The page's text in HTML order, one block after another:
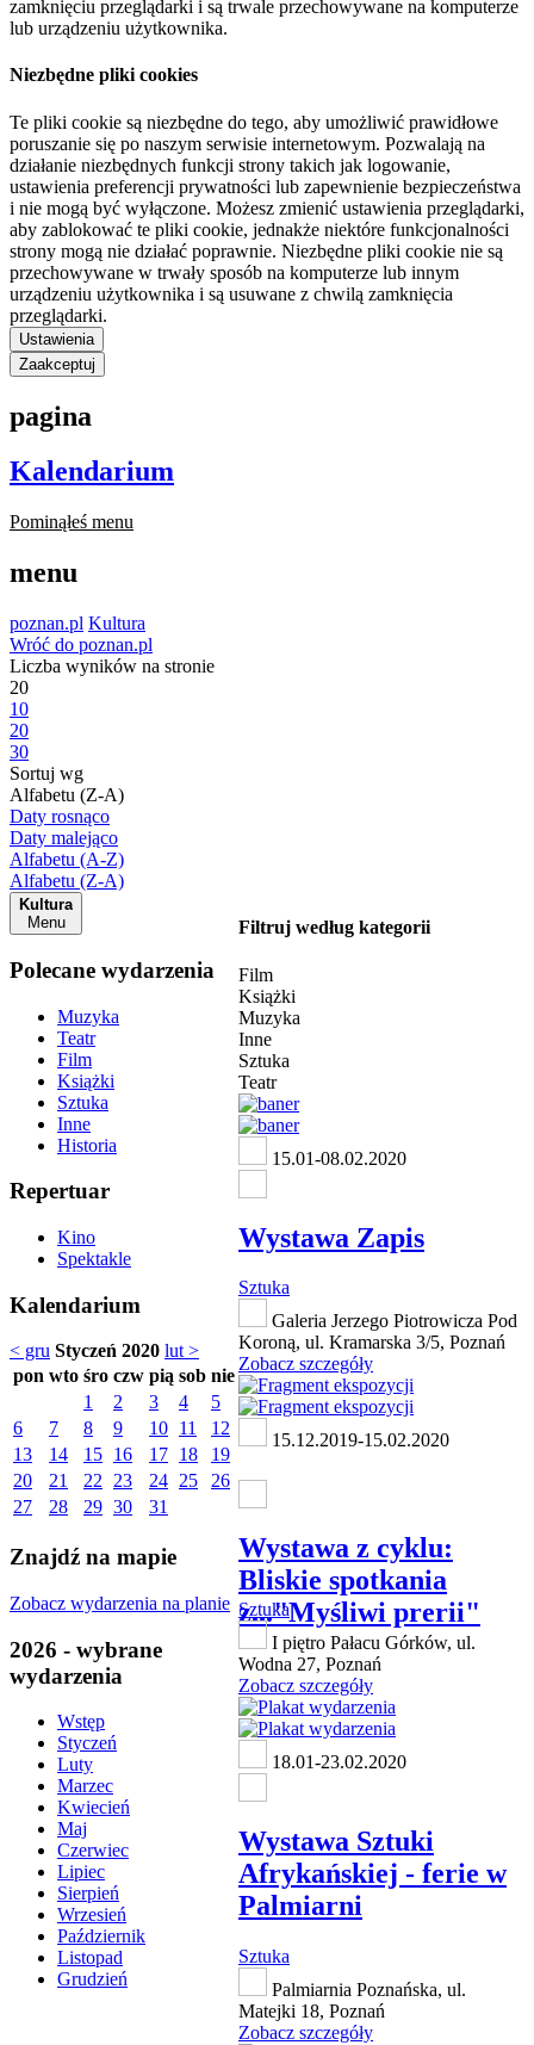
zamknięciu przeglądarki i są trwale przechowywane na komputerze
lub urządzeniu użytkownika.
Niezbędne pliki cookies
Te pliki cookie są niezbędne do tego, aby umożliwić prawidłowe
poruszanie się po naszym serwisie internetowym. Pozwalają na
działanie niezbędnych funkcji strony takich jak logowanie,
ustawienia preferencji prywatności lub zapewnienie bezpieczeństwa
i nie mogą być wyłączone. Możesz zmienić ustawienia przeglądarki,
aby zablokować te pliki cookie, jednakże niektóre funkcjonalności
strony mogą nie działać poprawnie. Niezbędne pliki cookie nie są
przechowywane w trwały sposób na komputerze lub innym
urządzeniu użytkownika i są usuwane z chwilą zamknięcia
przeglądarki.
Ustawienia
Zaakceptuj
pagina
Kalendarium
Pominąłeś menu
menu
poznan.pl Kultura
Wróć do poznan.pl
Liczba wyników na stronie
20
10
20
30
Sortuj wg
Alfabetu (Z-A)
Daty rosnąco
Daty malejąco
Alfabetu (A-Z)
Alfabetu (Z-A)
Kultura
Menu
Polecane wydarzenia
Muzyka
Teatr
Film
Książki
Sztuka
Inne
Historia
Repertuar
Kino
Spektakle
Kalendarium
< gru Styczeń 2020 lut >
pon wto śro czw pią sob nie
1
2 3 4
5
6
7 8 9 10 11
12
13
14 15 16 17 18
19
20
21 22 23 24 25
26
27
28 29 30 31
Znajdź na mapie
Zobacz wydarzenia na planie
2026 - wybrane
wydarzenia
Wstęp
Styczeń
Luty
Marzec
Kwiecień
Maj
Czerwiec
Lipiec
Sierpień
Wrzesień
Październik
Listopad
Grudzień
Filtruj według kategorii
Film
Książki
Muzyka
Inne
Sztuka
Teatr
15.01-08.02.2020
Wystawa Zapis
Sztuka
Galeria Jerzego Piotrowicza Pod
Koroną, ul. Kramarska 3/5, Poznań
Zobacz szczegóły
15.12.2019-15.02.2020
Wystawa z cyklu:
Bliskie spotkania
z..."Myśliwi prerii"
Sztuka
I piętro Pałacu Górków, ul.
Wodna 27, Poznań
Zobacz szczegóły
18.01-23.02.2020
Wystawa Sztuki
Afrykańskiej - ferie w
Palmiarni
Sztuka
Palmiarnia Poznańska, ul.
Matejki 18, Poznań
Zobacz szczegóły